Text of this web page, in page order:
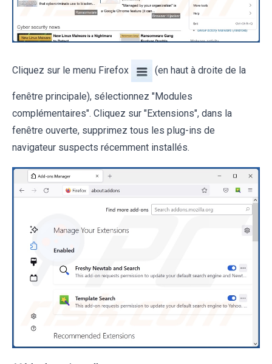
Cliquez sur le menu Firefox (en haut à droite de la
fenêtre principale), sélectionnez "Modules
complémentaires". Cliquez sur "Extensions", dans la
fenêtre ouverte, supprimez tous les plug-ins de
navigateur suspects récemment installés.